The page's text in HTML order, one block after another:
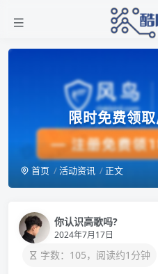
限时免费领
首页 活动资讯 正文
你认识高歌吗?
2024年7月17日
字数：105，阅读约1分钟